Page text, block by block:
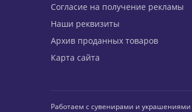
Согласие на получение рекламы
Наши реквизиты
Архив проданных товаров
Карта сайта
Работаем с сувенирами и украшениями